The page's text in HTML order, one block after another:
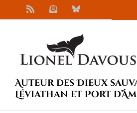
au
NewsletterBluesky
Auteur des Dieux
Léviathan et Port